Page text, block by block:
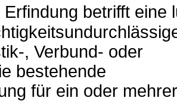
Erfindung betrifft eine
, Verbund- oder
bestehende
für ein oder